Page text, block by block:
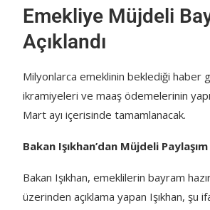
Emekliye Müjdeli
Açıklandı
Milyonlarca emeklinin beklediği haber
ikramiyeleri ve maaş ödemelerinin
Mart ayı içerisinde tamamlanacak.
Bakan Işıkhan’dan Müjdeli Paylaşım
Bakan Işıkhan, emeklilerin bayram
üzerinden açıklama yapan Işıkhan, şu